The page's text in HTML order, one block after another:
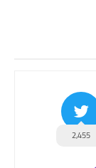
2,455